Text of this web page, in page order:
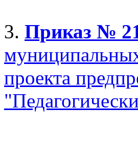
3. Приказ №
проекта